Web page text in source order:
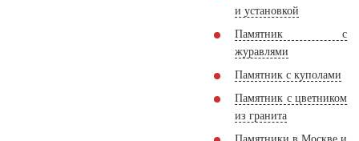
и установкой
Памятник с
журавлями
Памятник с куполами
Памятник с цветником
из гранита